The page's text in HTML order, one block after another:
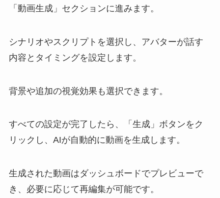
「動画生成」セクションに進みます。
シナリオやスクリプトを選択し、アバターが話す
内容とタイミングを設定します。
背景や追加の視覚効果も選択できます。
すべての設定が完了したら、「生成」ボタンをク
リックし、AIが自動的に動画を生成します。
生成された動画はダッシュボードでプレビューで
き、必要に応じて再編集が可能です。